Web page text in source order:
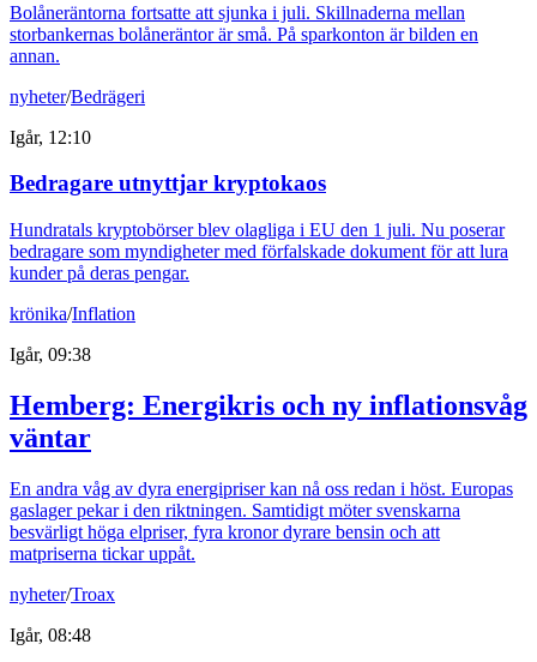
Bolåneräntorna fortsatte att sjunka i juli. Skillnaderna mellan
storbankernas bolåneräntor är små. På sparkonton är bilden en
annan.
nyheter/Bedrägeri
Igår, 12:10
Bedragare utnyttjar kryptokaos
Hundratals kryptobörser blev olagliga i EU den 1 juli. Nu poserar
bedragare som myndigheter med förfalskade dokument för att lura
kunder på deras pengar.
krönika/Inflation
Igår, 09:38
Hemberg: Energikris och ny inflationsvåg
väntar
En andra våg av dyra energipriser kan nå oss redan i höst. Europas
gaslager pekar i den riktningen. Samtidigt möter svenskarna
besvärligt höga elpriser, fyra kronor dyrare bensin och att
matpriserna tickar uppåt.
nyheter/Troax
Igår, 08:48